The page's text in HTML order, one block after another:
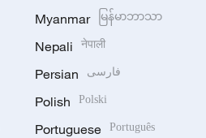
Myanmar မြန်မာဘာသာ
Nepali नेपाली
Persian فارسی
Polish Polski
Portuguese Português